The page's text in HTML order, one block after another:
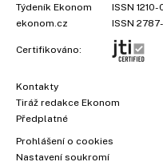
Týdeník Ekonom
ISSN 1210-
ekonom.cz
ISSN
Certifikováno:
Kontakty
Tiráž redakce Ekonom
Předplatné
Prohlášení o cookies
Nastavení soukromí